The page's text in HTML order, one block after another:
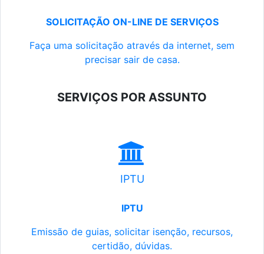
SOLICITAÇÃO ON-LINE DE SERVIÇOS
Faça uma solicitação através da internet, sem
precisar sair de casa.
SERVIÇOS POR ASSUNTO
IPTU
IPTU
Emissão de guias, solicitar isenção, recursos,
certidão, dúvidas.